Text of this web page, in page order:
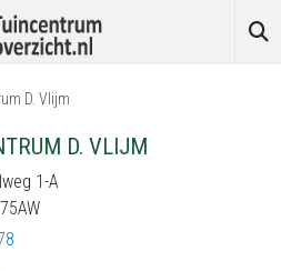
D. Vlijm
D. VLIJM
1-A